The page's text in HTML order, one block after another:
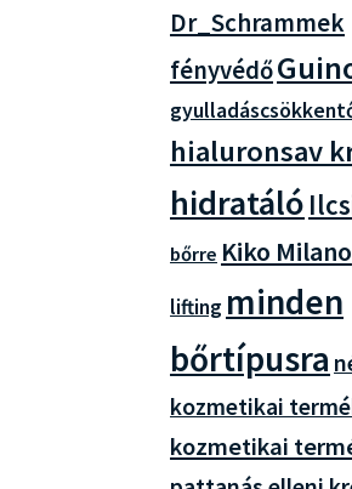
Dr_Schrammek
fényvédő
hialuronsav
hidratáló
bőrre Kiko Milano
lifting minden
bőrtípusra
kozmetikai
kozmetikai